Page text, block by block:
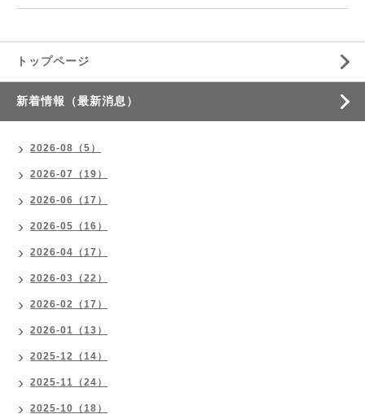
トップページ
新着情報（最新消息）
2026-08（5）
2026-07（19）
2026-06（17）
2026-05（16）
2026-04（17）
2026-03（22）
2026-02（17）
2026-01（13）
2025-12（14）
2025-11（24）
2025-10（18）